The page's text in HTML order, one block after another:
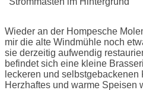
Wieder an der Hompesche
mir die alte Windmühle noch
sie derzeitig aufwendig
befindet sich eine kleine
leckeren und selbstgebackenen
Herzhaftes und warme Speisen